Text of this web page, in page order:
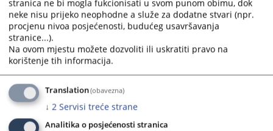
Potvrđena optužnica protiv O.P. zbog krivičnog djela protiv
sigurnosti javnog prometa
08.07.2026.
Potvrđena optužnica zbog teške krađe
Potvrđena optužnica zbog teške krađe
stranica ne bi mogla fukcionisati u svom punom obimu, dok
neke nisu prijeko neophodne a služe za dodatne stvari (npr.
procjenu nivoa posjećenosti, budućeg usavršavanja
stranice...).
Na ovom mjestu možete dozvoliti ili uskratiti pravo na
korištenje tih informacija.
Translation(obavezna)
↓ 2 Servisi treće strane
Analitika o posjećenosti stranica